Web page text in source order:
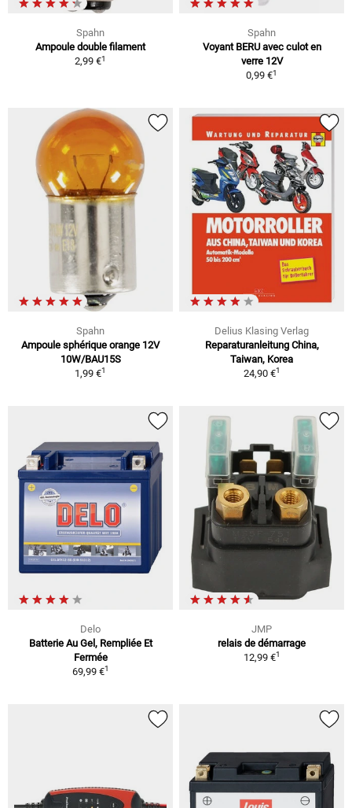
Spahn
Ampoule double filament
2,99 €1
Spahn
Voyant BERU avec culot en
verre 12V
0,99 €1
Spahn
Ampoule sphérique orange 12V
10W/BAU15S
1,99 €1
Delius Klasing Verlag
Reparaturanleitung China,
Taiwan, Korea
24,90 €1
Delo
Batterie Au Gel, Rempliée Et
Fermée
69,99 €1
JMP
relais de démarrage
12,99 €1